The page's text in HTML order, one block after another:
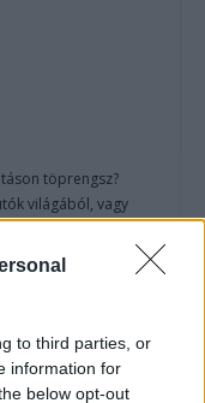
to third parties, or
information for
below opt-out
töprengsz?
világából, vagy
helyen jársz!